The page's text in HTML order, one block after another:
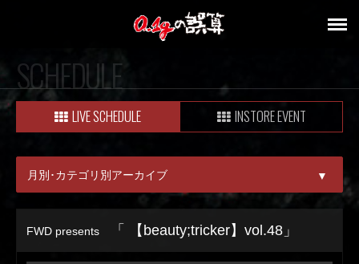
SCHEDULE
LIVE SCHEDULE INSTORE EVENT
月別･カテゴリ別アーカイブ ▼
ALL
FWD presents 「 【beauty;tricker】vol.48」